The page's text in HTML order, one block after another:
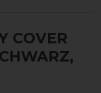
COVER